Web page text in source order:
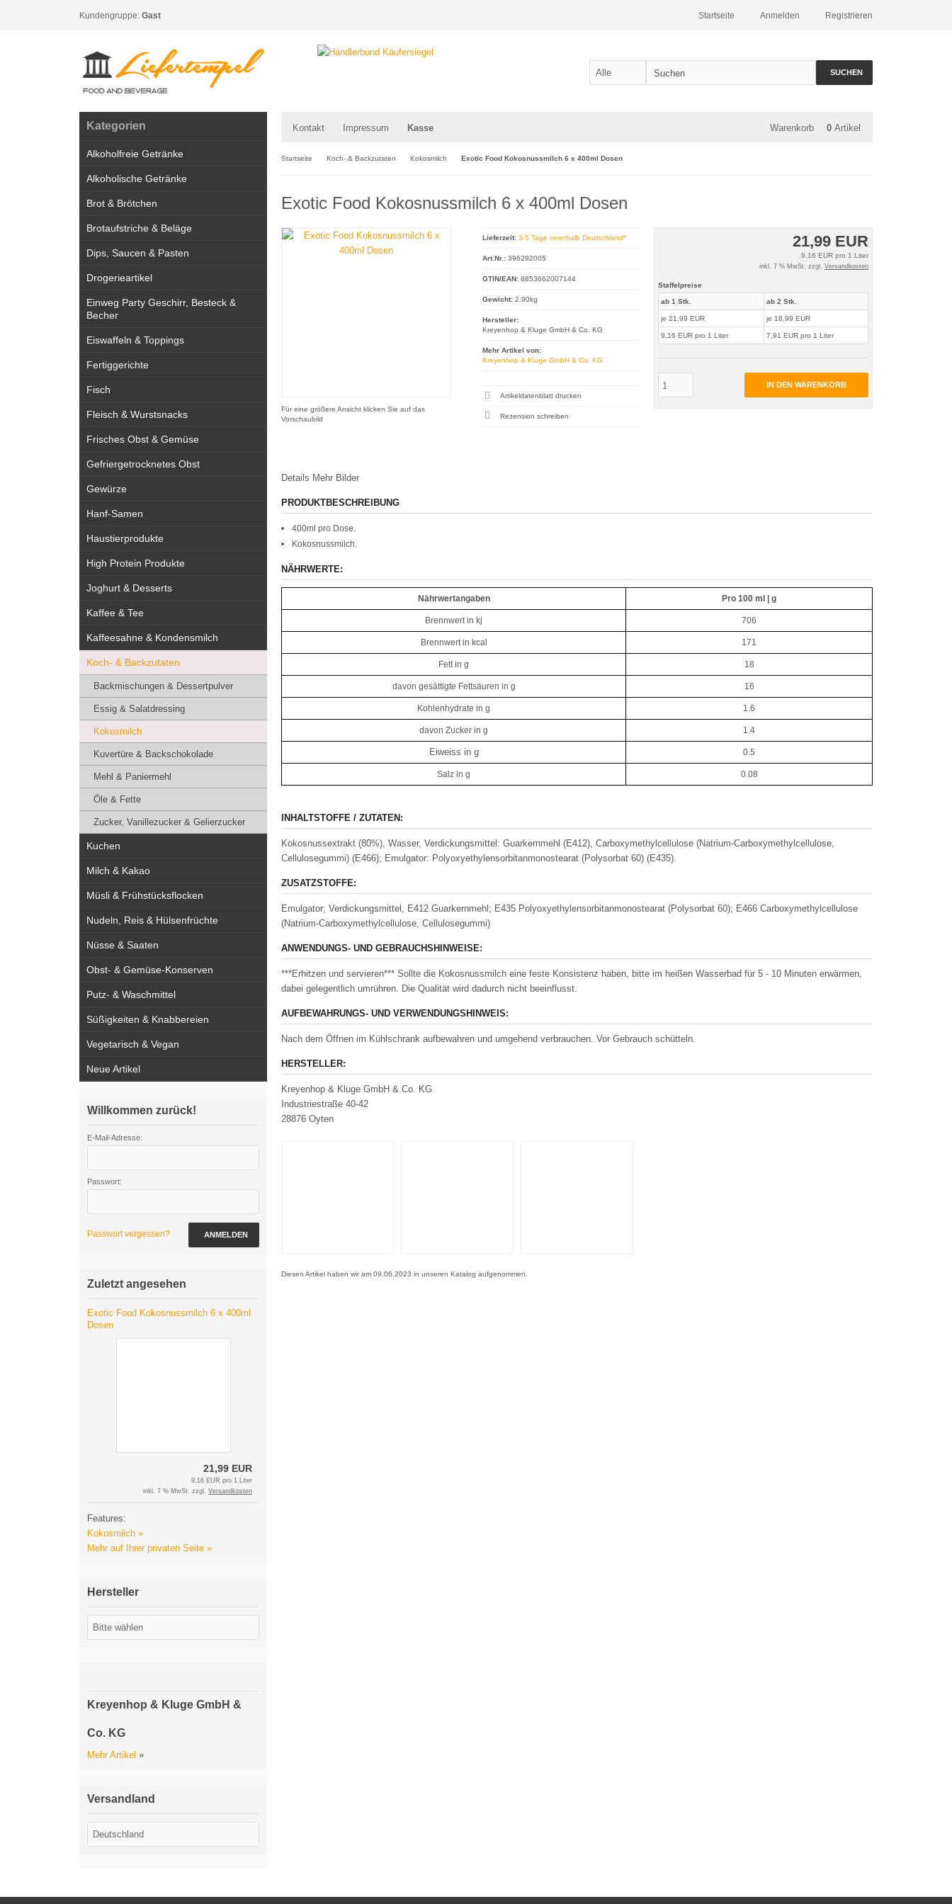
Kundengruppe: Gast Registrieren
Anmelden
Startseite
SUCHEN
Kontakt Impressum Kasse Warenkorb 0 Artikel
Startseite Koch- & Backzutaten Kokosmilch Exotic Food Kokosnussmilch 6 x 400ml Dosen
Exotic Food Kokosnussmilch 6 x 400ml Dosen
Für eine größere Ansicht klicken Sie auf das
Vorschaubild
21,99 EUR
9,16 EUR pro 1 Liter
inkl. 7 % MwSt. zzgl. Versandkosten
Staffelpreise
ab 1 Stk.
je 21,99 EUR
9,16 EUR pro 1 Liter
ab 2 Stk.
je 18,99 EUR
7,91 EUR pro 1 Liter
IN DEN WARENKORB
Lieferzeit: 3-5 Tage innerhalb Deutschland*
Art.Nr.: 396292005
GTIN/EAN: 8853662007144
Gewicht:2.90kg
Hersteller:
Kreyenhop & Kluge GmbH & Co. KG
Mehr Artikel von:
Kreyenhop & Kluge GmbH & Co. KG
Artikeldatenblatt drucken
Rezension schreiben
Details Mehr Bilder
PRODUKTBESCHREIBUNG
400ml pro Dose.
Kokosnussmilch.
NÄHRWERTE:
Nährwertangaben Pro 100 ml | g
Brennwert in kj 706
Brennwert in kcal 171
Fett in g 18
davon gesättigte Fettsäuren in g 16
Kohlenhydrate in g 1.6
davon Zucker in g 1.4
Eiweiss in g 0.5
Salz in g 0.08
INHALTSTOFFE / ZUTATEN:
Kokosnussextrakt (80%), Wasser, Verdickungsmittel: Guarkernmehl (E412), Carboxymethylcellulose (Natrium-Carboxymethylcellulose,
Cellulosegummi) (E466); Emulgator: Polyoxyethylensorbitanmonostearat (Polysorbat 60) (E435).
ZUSATZSTOFFE:
Emulgator; Verdickungsmittel, E412 Guarkernmehl; E435 Polyoxyethylensorbitanmonostearat (Polysorbat 60); E466 Carboxymethylcellulose
(Natrium-Carboxymethylcellulose, Cellulosegummi)
ANWENDUNGS- UND GEBRAUCHSHINWEISE:
***Erhitzen und servieren*** Sollte die Kokosnussmilch eine feste Konsistenz haben, bitte im heißen Wasserbad für 5 - 10 Minuten erwärmen,
dabei gelegentlich umrühren. Die Qualität wird dadurch nicht beeinflusst.
AUFBEWAHRUNGS- UND VERWENDUNGSHINWEIS:
Nach dem Öffnen im Kühlschrank aufbewahren und umgehend verbrauchen. Vor Gebrauch schütteln.
HERSTELLER:
Kreyenhop & Kluge GmbH & Co. KG
Industriestraße 40-42
28876 Oyten
Diesen Artikel haben wir am 09.06.2023 in unseren Katalog aufgenommen.
Kategorien
Alkoholfreie Getränke
Alkoholische Getränke
Brot & Brötchen
Brotaufstriche & Beläge
Dips, Saucen & Pasten
Drogerieartikel
Einweg Party Geschirr, Besteck &
Becher
Eiswaffeln & Toppings
Fertiggerichte
Fisch
Fleisch & Wurstsnacks
Frisches Obst & Gemüse
Gefriergetrocknetes Obst
Gewürze
Hanf-Samen
Haustierprodukte
High Protein Produkte
Joghurt & Desserts
Kaffee & Tee
Kaffeesahne & Kondensmilch
Koch- & Backzutaten
Backmischungen & Dessertpulver
Essig & Salatdressing
Kokosmilch
Kuvertüre & Backschokolade
Mehl & Paniermehl
Öle & Fette
Zucker, Vanillezucker & Gelierzucker
Kuchen
Milch & Kakao
Müsli & Frühstücksflocken
Nudeln, Reis & Hülsenfrüchte
Nüsse & Saaten
Obst- & Gemüse-Konserven
Putz- & Waschmittel
Süßigkeiten & Knabbereien
Vegetarisch & Vegan
Neue Artikel
Willkommen zurück!
E-Mail-Adresse:
Passwort:
Passwort vergessen? ANMELDEN
Zuletzt angesehen
Exotic Food Kokosnussmilch 6 x 400ml
Dosen
21,99 EUR
9,16 EUR pro 1 Liter
inkl. 7 % MwSt. zzgl. Versandkosten
Features:
Kokosmilch »
Mehr auf Ihrer privaten Seite »
Hersteller
Kreyenhop & Kluge GmbH &
Co. KG
Mehr Artikel »
Versandland